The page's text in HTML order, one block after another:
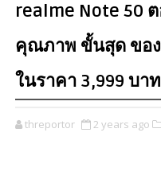
realme Note 50
คุณภาพ ขั้นสุด ขอ
ในราคา 3,999 บาท
threportor 2 years ago